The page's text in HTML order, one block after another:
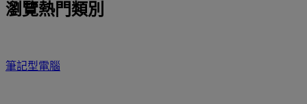
瀏覽熱門類別
筆記型電腦